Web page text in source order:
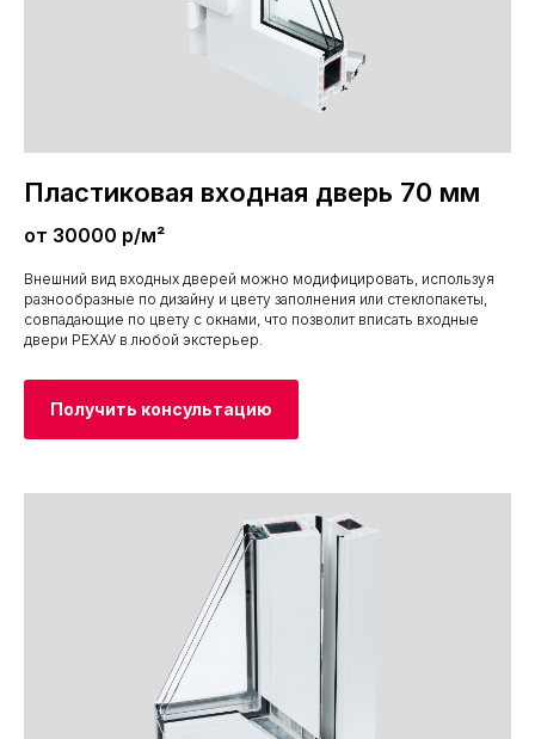
Пластиковая входная дверь 70 мм
от 30000 р/м²
Внешний вид входных дверей можно модифицировать, используя
разнообразные по дизайну и цвету заполнения или стеклопакеты,
совпадающие по цвету с окнами, что позволит вписать входные
двери РЕХАУ в любой экстерьер.
Получить консультацию